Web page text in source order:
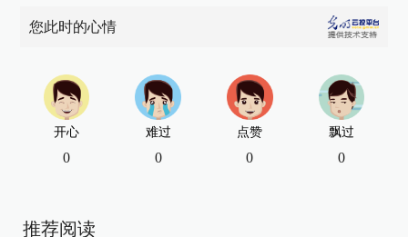
您此时的心情
开心
0
难过
0
点赞
0
飘过
0
推荐阅读